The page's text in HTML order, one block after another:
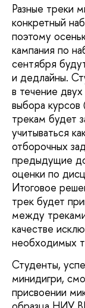
Разные треки
конкретный
поэтому
кампания по
сентября
и дедлайны.
в течение
выбора
трекам будет
учитываться
отборочных
предыдущие
оценки по
Итоговое
трек будет
между
качестве
необходимых
Студенты,
минидигри,
присвоении